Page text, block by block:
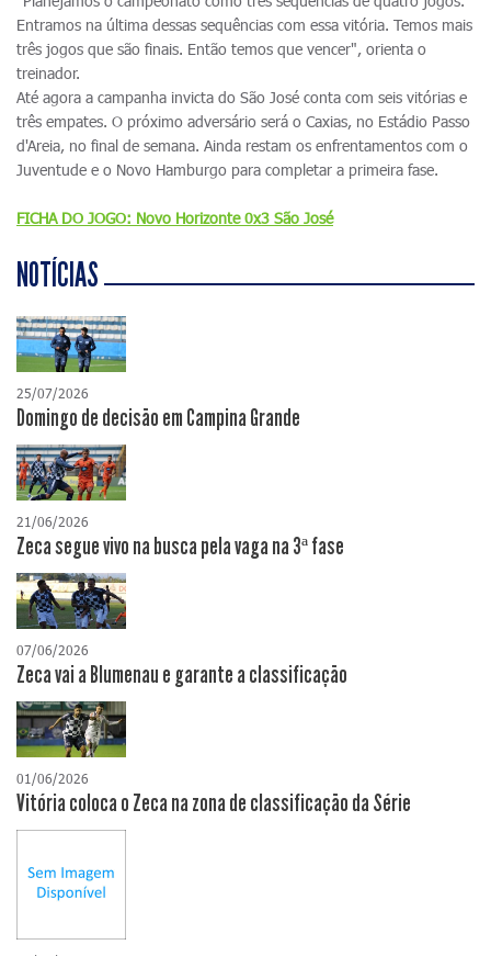
Entramos na última dessas sequências com essa vitória. Temos mais
três jogos que são finais. Então temos que vencer", orienta o
treinador.
Até agora a campanha invicta do São José conta com seis vitórias e
três empates. O próximo adversário será o Caxias, no Estádio Passo
d'Areia, no final de semana. Ainda restam os enfrentamentos com o
Juventude e o Novo Hamburgo para completar a primeira fase.
FICHA DO JOGO: Novo Horizonte 0x3 São José
NOTÍCIAS
25/07/2026
Domingo de decisão em Campina Grande
21/06/2026
Zeca segue vivo na busca pela vaga na 3ª fase
07/06/2026
Zeca vai a Blumenau e garante a classificação
01/06/2026
Vitória coloca o Zeca na zona de classificação da Série